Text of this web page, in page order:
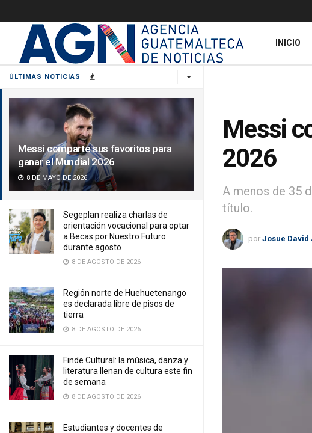
ÚLTIMAS NOTICIAS
Messi comparte sus favoritos para
ganar el Mundial 2026
8 DE MAYO DE 2026
Segeplan realiza charlas de
orientación vocacional para optar
a Becas por Nuestro Futuro
durante agosto
8 DE AGOSTO DE 2026
Región norte de Huehuetenango
es declarada libre de pisos de
tierra
8 DE AGOSTO DE 2026
Finde Cultural: la música, danza y
literatura llenan de cultura este fin
de semana
8 DE AGOSTO DE 2026
Estudiantes y docentes de
INICIO
Messi
2026
A menos de 35
título.
por Josue David